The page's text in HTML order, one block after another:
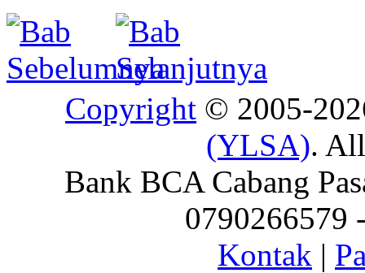
Copyright © 2005-
(YLSA).
Bank BCA Cabang
0790266579
Kontak |